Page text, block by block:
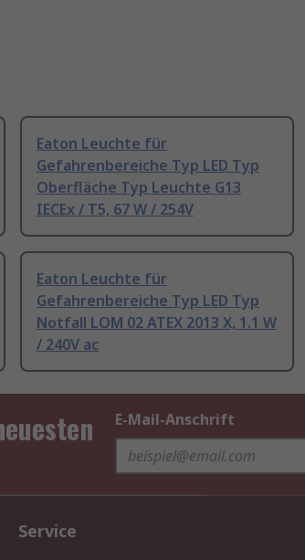
Eaton Leuchte für
Gefahrenbereiche Typ LED Typ
Oberfläche Typ Leuchte G13
IECEx / T5, 67 W / 254V
Eaton Leuchte für
Gefahrenbereiche Typ LED Typ
Notfall LOM 02 ATEX 2013 X, 1.1 W
/ 240V ac
E-Mail-Anschrift
Service